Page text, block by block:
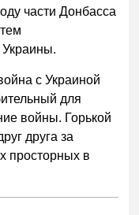
части Донбасса
с Украиной
для
войны. Горькой
друга за
просторных в